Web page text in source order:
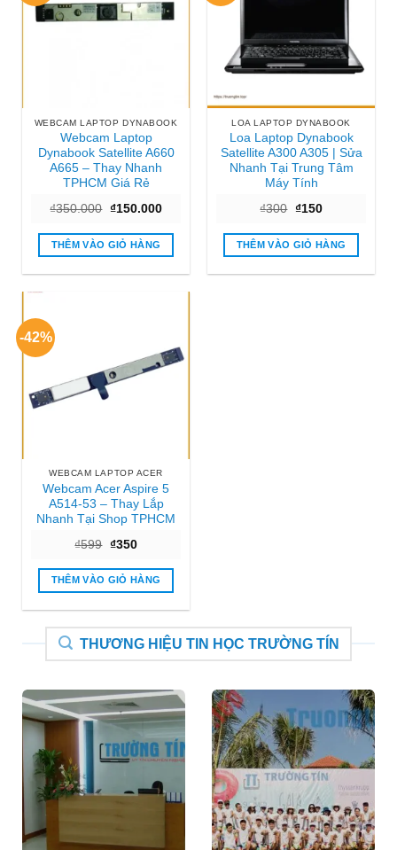
WEBCAM LAPTOP DYNABOOK
Webcam Laptop
Dynabook Satellite A660
A665 – Thay Nhanh
TPHCM Giá Rẻ
₫350.000 Giá
là:
₫350.000.
₫150.000Giá
tại
₫150.000.
THÊM VÀO GIỎ HÀNG
LOA LAPTOP DYNABOOK
Loa Laptop Dynabook
Satellite A300 A305 | Sửa
Nhanh Tại Trung Tâm
Máy Tính
₫300 Giá
là:
₫300.
₫150Giá
tại
là:
₫150.
THÊM VÀO GIỎ HÀNG
-42%
WEBCAM LAPTOP ACER
Webcam Acer Aspire 5
A514-53 – Thay Lắp
Nhanh Tại Shop TPHCM
₫599 Giá
là:
₫599.
₫350Giá
tại
là:
₫350.
THÊM VÀO GIỎ HÀNG
THƯƠNG HIỆU TIN HỌC TRƯỜNG TÍN